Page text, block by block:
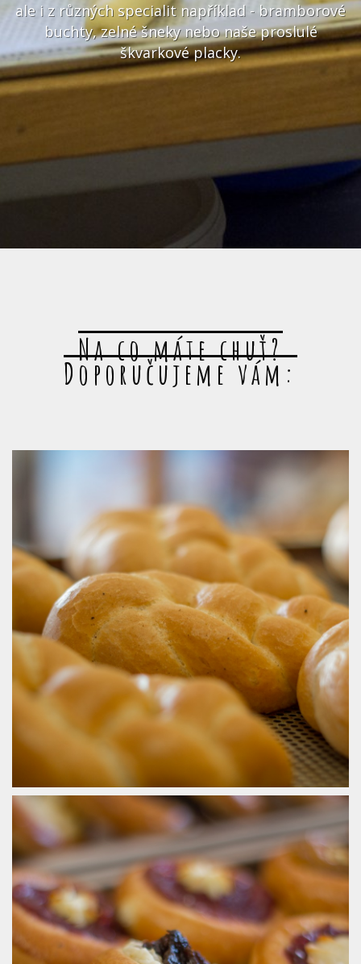
ale i z různých specialit například - bramborové
buchty, zelné šneky nebo naše proslulé
škvarkové placky.
Na co máte chuť?
Doporučujeme vám: